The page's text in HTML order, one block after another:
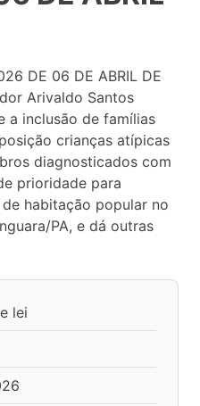
DE 06 DE ABRIL DE
Arivaldo Santos
a inclusão de famílias
crianças atípicas
diagnosticados com
prioridade para
habitação popular no
PA, e dá outras
lei